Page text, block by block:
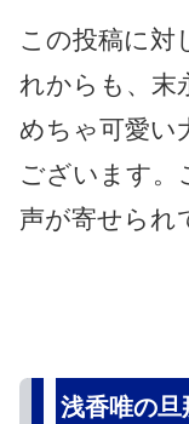
この投稿に対
れからも、末
めちゃ可愛い
ございます。
声が寄せられ
浅香唯の旦